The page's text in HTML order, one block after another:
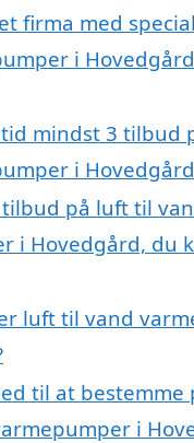
firma med
i
mindst 3 tilbud
i Hovedgård
tilbud på luft til
i Hovedgård, du
luft til vand
til at bestemme
i